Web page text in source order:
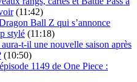
(11:42)
Ball Z qui s’annonce
stylé (11:18)
t-il une nouvelle saison après
(10:50)
1149 de One Piece :